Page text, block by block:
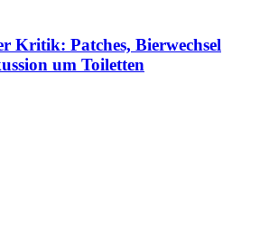
Kritik: Patches, Bierwechsel
um Toiletten